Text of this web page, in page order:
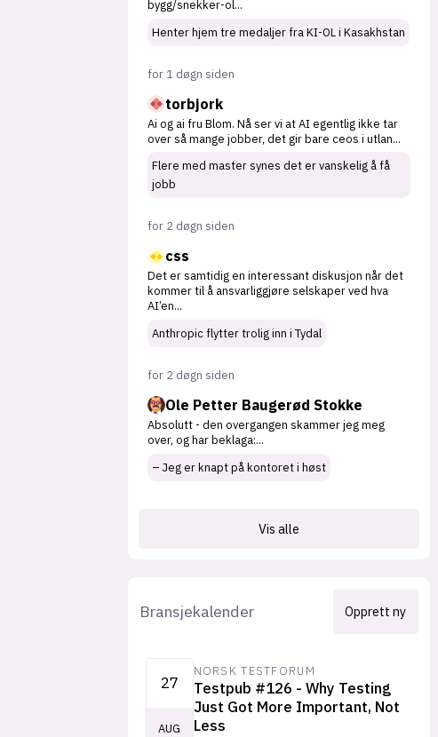
bygg/snekker-ol...
Henter hjem tre medaljer fra KI-OL i Kasakhstan
for 1 døgn siden
torbjork
Ai og ai fru Blom. Nå ser vi at AI egentlig ikke tar
over så mange jobber, det gir bare ceos i utlan...
Flere med master synes det er vanskelig å få
jobb
for 2 døgn siden
css
Det er samtidig en interessant diskusjon når det
kommer til å ansvarliggjøre selskaper ved hva
AI’en...
Anthropic flytter trolig inn i Tydal
for 2 døgn siden
Ole Petter Baugerød Stokke
Absolutt - den overgangen skammer jeg meg
over, og har beklaga:...
– Jeg er knapt på kontoret i høst
Vis alle
Bransjekalender Opprett ny
27
AUG
NORSK TESTFORUM
Testpub #126 - Why Testing
Just Got More Important, Not
Less